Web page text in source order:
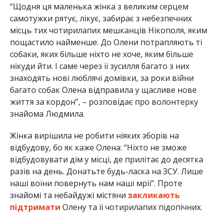
“Щодня ця маленька жінка з великим серцем
самотужки рятує, лікує, забирає з небезпечних
місць тих чотирилапих мешканців Нікополя, яким
пощастило найменше. До Олени потрапляють ті
собаки, яких більше ніхто не хоче, яким більше
нікуди йти. І саме через її зусилля багато з них
знаходять нові люблячі домівки, за роки війни
багато собак Олена відправила у щасливе нове
життя за кордон”, – розповідає про волонтерку
знайома Людмила.
Жінка вирішила не робити ніяких зборів на
відбудову, бо як каже Олена: “Ніхто не зможе
відбудовувати дім у місці, де прилітає до десятка
разів на день. Донатьте будь-ласка на ЗСУ. Лише
наші воїни повернуть нам наші мрії”. Проте
знайомі та небайдужі містяни закликають
підтримати Олену та її чотирилапих підопічних.